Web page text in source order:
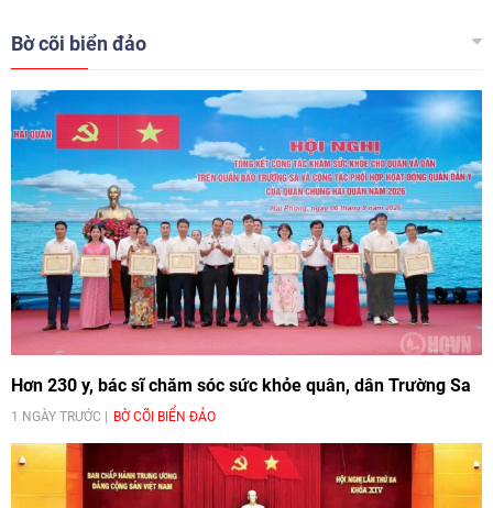
sản văn hóa phi vật thể quốc gia vào năm 2019.
Bờ cõi biển đảo
Hơn 230 y, bác sĩ chăm sóc sức khỏe quân, dân Trường Sa
1 NGÀY TRƯỚC BỜ CÕI BIỂN ĐẢO